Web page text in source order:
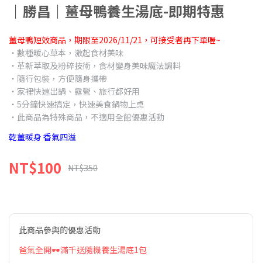
｜勝昌｜薑母鴨養生湯底-即期特惠
薑母鴨短效商品，期限至2026/11/21，可接受者再下單喔~
‧數種暖心草本，激起食材美味
‧革新萃取及粉碎技術，食材變身美味魔法調料
‧隨行包裝，方便隨身攜帶
‧家裡快速出鍋、露營、旅行都好用
‧5分鐘快速搞定，快速美食鍋物上桌
‧此商品為特殊商品，不適用全館優惠活動
乾薑暖身 香氣四溢
NT$100 NT$350
此商品參與的優惠活動
爸氣全開🕶️滿千送隨機養生湯底1包